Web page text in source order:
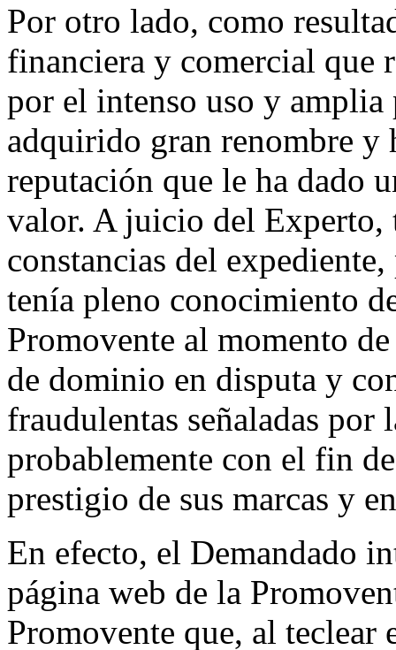
Por otro lado, como
financiera y comercial que
por el intenso uso y amplia
adquirido gran renombre y
reputación que le ha dado
valor. A juicio del Experto,
constancias del
tenía pleno conocimiento
Promovente al momento
de dominio en disputa y
fraudulentas señaladas
probablemente con el fin
prestigio de sus marcas y
En efecto, el Demandado
página web de la
Promovente que, al